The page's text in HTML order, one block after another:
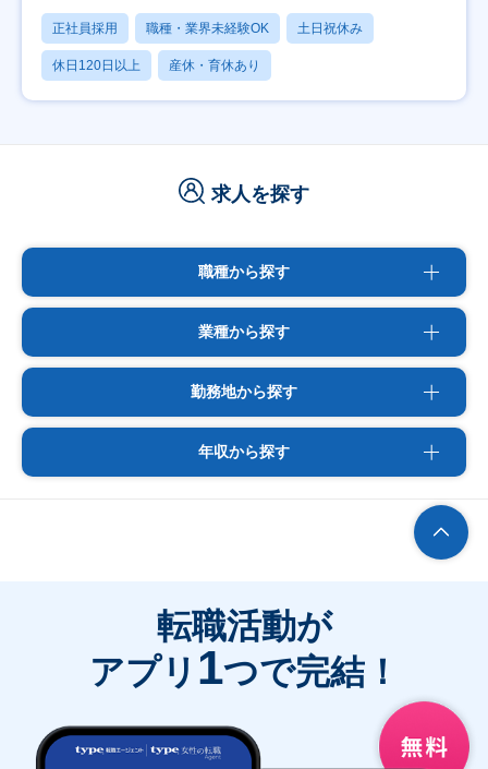
正社員採用 職種・業界未経験OK 土日祝休み
休日120日以上 産休・育休あり
求人を探す
職種から探す
業種から探す
勤務地から探す
年収から探す
転職活動が
アプリ 1つで完結！